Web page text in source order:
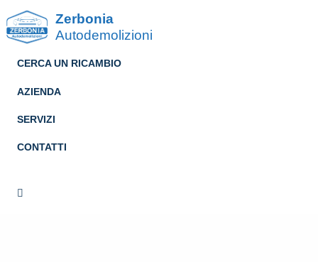
Zerbonia
Autodemolizioni
CERCA UN RICAMBIO
AZIENDA
SERVIZI
CONTATTI